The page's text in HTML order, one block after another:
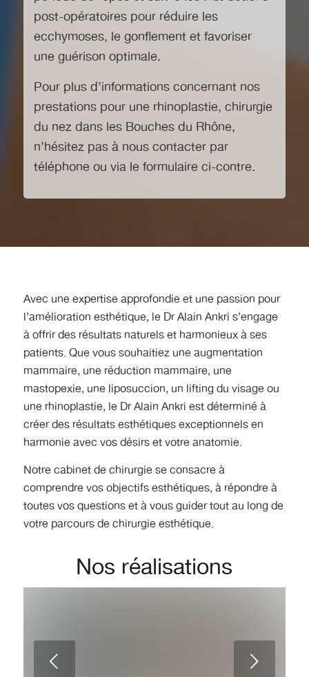
post-opératoires pour réduire les
ecchymoses, le gonflement et favoriser
une guérison optimale.
Pour plus d’informations concernant nos
prestations pour une rhinoplastie, chirurgie
du nez dans les Bouches du Rhône,
n’hésitez pas à nous contacter par
téléphone ou via le formulaire ci-contre.
Avec une expertise approfondie et une passion pour
l’amélioration esthétique, le Dr Alain Ankri s’engage
à offrir des résultats naturels et harmonieux à ses
patients. Que vous souhaitiez une augmentation
mammaire, une réduction mammaire, une
mastopexie, une liposuccion, un lifting du visage ou
une rhinoplastie, le Dr Alain Ankri est déterminé à
créer des résultats esthétiques exceptionnels en
harmonie avec vos désirs et votre anatomie.
Notre cabinet de chirurgie se consacre à
comprendre vos objectifs esthétiques, à répondre à
toutes vos questions et à vous guider tout au long de
votre parcours de chirurgie esthétique.
Nos réalisations
Rhinoplastie sur une jeune fille de